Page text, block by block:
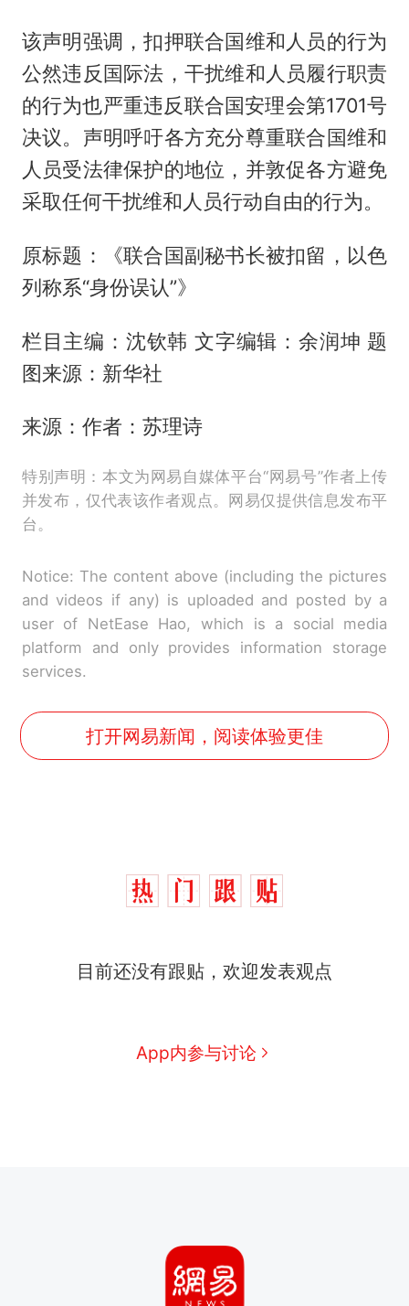
该声明强调，扣押联合国维和人员的行为
公然违反国际法，干扰维和人员履行职责
的行为也严重违反联合国安理会第1701号
决议。声明呼吁各方充分尊重联合国维和
人员受法律保护的地位，并敦促各方避免
采取任何干扰维和人员行动自由的行为。
原标题：《联合国副秘书长被扣留，以色
列称系“身份误认”》
栏目主编：沈钦韩 文字编辑：余润坤 题
图来源：新华社
来源：作者：苏理诗
特别声明：本文为网易自媒体平台“网易号”作者上传
并发布，仅代表该作者观点。网易仅提供信息发布平
台。
Notice: The content above (including the pictures
and videos if any) is uploaded and posted by a
user of NetEase Hao, which is a social media
platform and only provides information storage
services.
打开网易新闻，阅读体验更佳
目前还没有跟贴，欢迎发表观点
App内参与讨论